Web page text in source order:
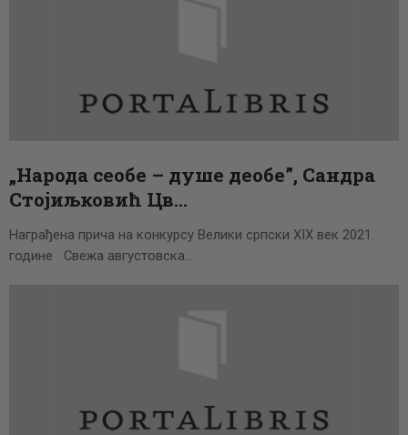
„Народа сеобе – душе деобе”, Сандра
Стојиљковић Цв…
Награђена прича на конкурсу Велики српски XIX век 2021.
године Свежа августовска…